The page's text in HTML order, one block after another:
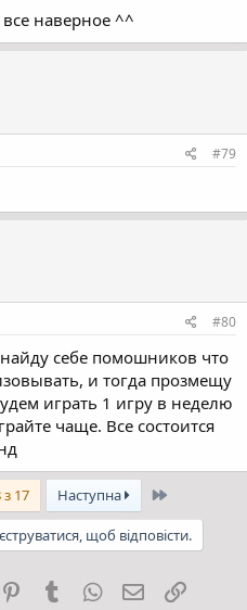
наверное ^^
#79
#80
себе помошников что
и тогда прозмещу
играть 1 игру в неделю
чаще. Все состоится
з 17 Наступна Останній
щоб відповісти.
PinterestTumblrWhatsApp
E-mail